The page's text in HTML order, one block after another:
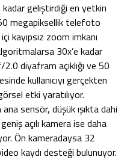
geliştirdiği en yetkin
megapiksellik telefoto
kayıpsız zoom imkanı
30x’e kadar
diyafram açıklığı ve 50
kullanıcıyı gerçekten
etki yaratılıyor.
sensör, düşük ışıkta dahi
açılı kamera ise daha
Ön kameradaysa 32
kaydı desteği bulunuyor.